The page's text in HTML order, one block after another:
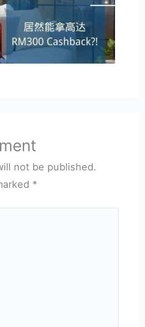
not be published.
*